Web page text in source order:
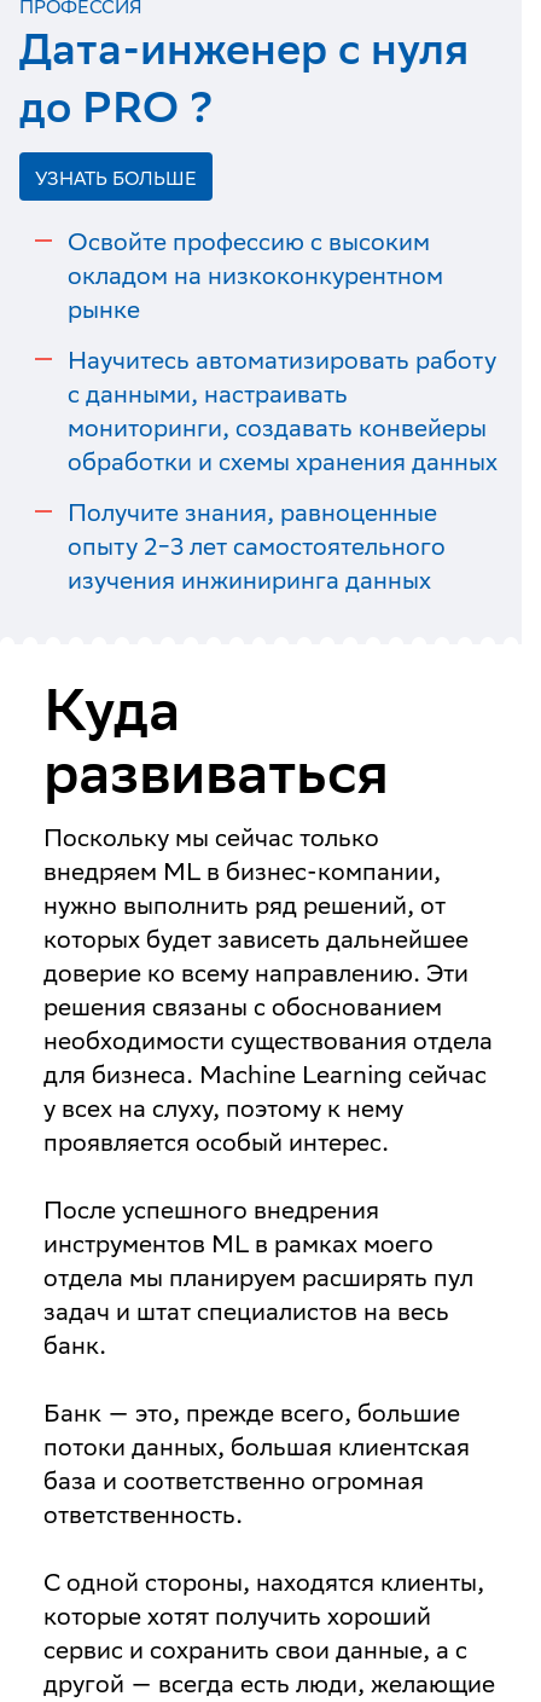
ПРОФЕССИЯ
Дата-инженер с нуля
до PRO ?
УЗНАТЬ БОЛЬШЕ
Освойте профессию с высоким
окладом на низкоконкурентном
рынке
Научитесь автоматизировать работу
с данными, настраивать
мониторинги, создавать конвейеры
обработки и схемы хранения данных
Получите знания, равноценные
опыту 2‒3 лет самостоятельного
изучения инжиниринга данных
Куда
развиваться
Поскольку мы сейчас только
внедряем ML в бизнес-компании,
нужно выполнить ряд решений, от
которых будет зависеть дальнейшее
доверие ко всему направлению. Эти
решения связаны с обоснованием
необходимости существования отдела
для бизнеса. Machine Learning сейчас
у всех на слуху, поэтому к нему
проявляется особый интерес.
После успешного внедрения
инструментов ML в рамках моего
отдела мы планируем расширять пул
задач и штат специалистов на весь
банк.
Банк — это, прежде всего, большие
потоки данных, большая клиентская
база и соответственно огромная
ответственность.
С одной стороны, находятся клиенты,
которые хотят получить хороший
сервис и сохранить свои данные, а с
другой — всегда есть люди, желающие